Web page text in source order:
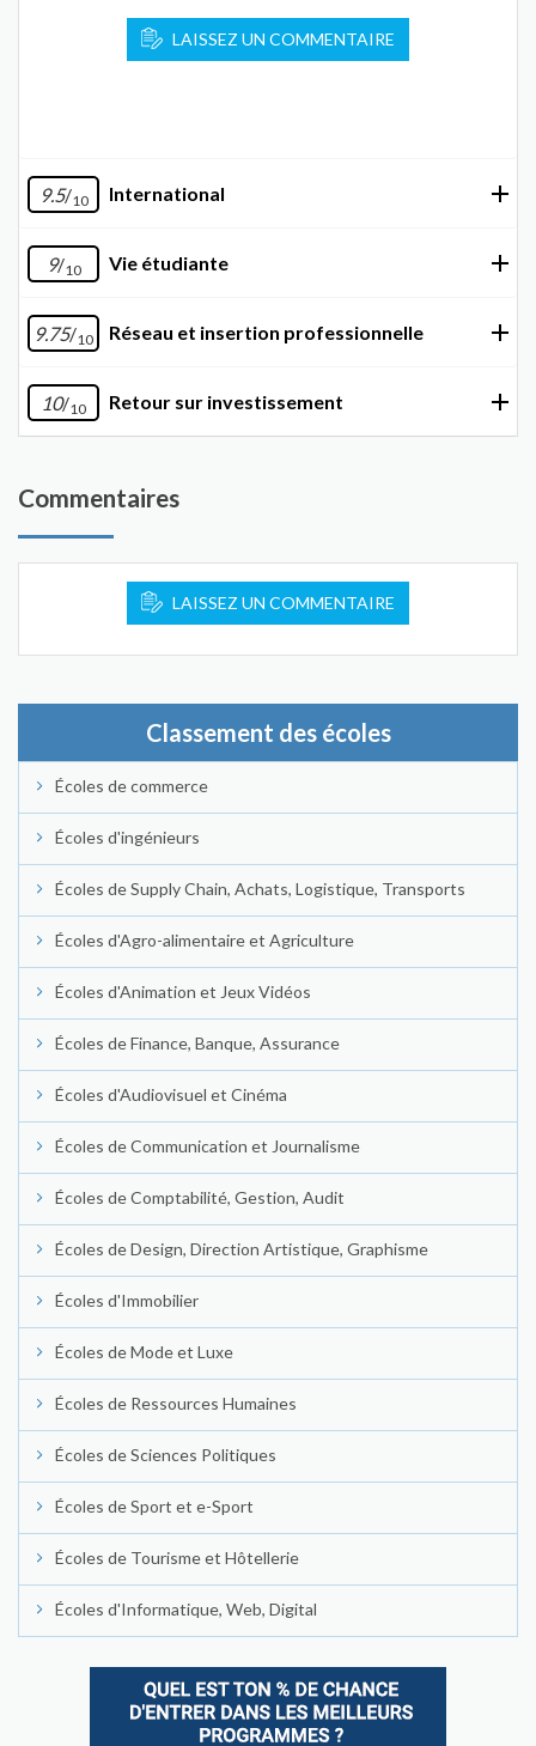
LAISSEZ UN COMMENTAIRE
9.5/10 International
9/10 Vie étudiante
9.75/10 Réseau et insertion professionnelle
10/10 Retour sur investissement
Commentaires
LAISSEZ UN COMMENTAIRE
Classement des écoles
Écoles de commerce
Écoles d'ingénieurs
Écoles de Supply Chain, Achats, Logistique, Transports
Écoles d'Agro-alimentaire et Agriculture
Écoles d'Animation et Jeux Vidéos
Écoles de Finance, Banque, Assurance
Écoles d'Audiovisuel et Cinéma
Écoles de Communication et Journalisme
Écoles de Comptabilité, Gestion, Audit
Écoles de Design, Direction Artistique, Graphisme
Écoles d'Immobilier
Écoles de Mode et Luxe
Écoles de Ressources Humaines
Écoles de Sciences Politiques
Écoles de Sport et e-Sport
Écoles de Tourisme et Hôtellerie
Écoles d'Informatique, Web, Digital